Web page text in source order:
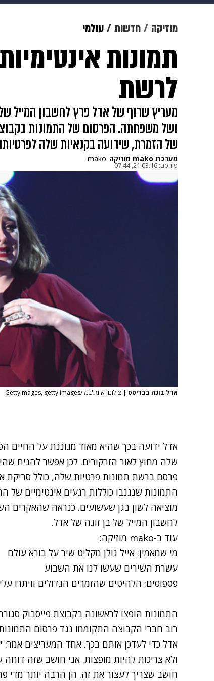
מוזיקה
דיגיטל גאווה ויוה משפט
מוזיקה חדשות עולמי
תמונות
לרשת
מעריץ שרוף של אדל פרץ לחשבון המייל
ושל משפחתה. הפרסום של התמונות
של הזמרת, שידועה בקנאיות שלה
מערכת mako מוזיקה mako
פורסם: 21.03.16, 07:44
אדל בוכה בבריטס | צילום: אימג'בנק/GettyImages, getty images
אדל ידועה בכך שהיא מאוד מגוננת על
שלה מחוץ לאור הזרקורים. לכן אפשר להניח
פרסם ברשת תמונות פרטיות שלה, כולל סריקת
התמונות שנגנבו כוללות רגעים אינטימיים
מוציאה לשון בגן שעשועים. כנראה שהאקרים
לחשבון המייל של בן זוגה של אדל.
עוד ב-mako מוזיקה
:
מי שמאמין: אייל גולן מקליט שיר על בורא עולם
עשרת השירים שעשו לנו את השבוע
פספוסים: הלהיטים שהזמרים הגדולים וויתרו
התמונות הופצו לראשונה בקבוצת פייסבוק
רוב חברי הקבוצה התקוממו נגד פרסום
אדל כדי לעדכן אותם בכך. אחד המעריצים
ולא צריכות להיות מופצות. אני חושב שזה
חושב שצריך לעצור את זה. הן הרבה יותר מדי